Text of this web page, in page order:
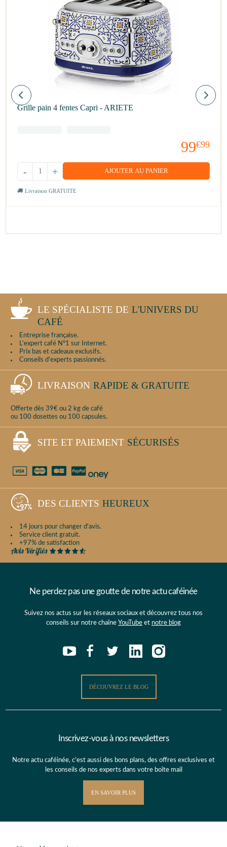
Grille pain 4 fentes Capri - ARIETE
99€99
+
- AJOUTER AU PANIER
Livraison GRATUITE
LE SPÉCIALISTE DE L'UNIVERS DU
CAFÉ
Entreprise française.
L'expert café N°1 sur Internet.
Prix bas et cadeaux exclusifs.
Conseils d'experts passionnés.
LIVRAISON RAPIDE & GRATUITE
Offerte dès 39€ ou 2 kg de café
ou 100 dosettes ou 100 capsules.
SITE ET PAIEMENT SÉCURISÉS
DES CLIENTS HEUREUX
14 jours pour changer d'avis.
Service client gratuit.
+97% de satisfaction
Ne perdez pas une goutte de notre actu caféinée
Suivez nos actus sur les réseaux sociaux et découvrez tous nos
conseils sur notre chaîne YouTube et notre blog
DÉCOUVREZ LE BLOG
Inscrivez-vous à nos newsletters
Notre actu caféinée, c’est aussi des bons plans, des offres exclusives et
les conseils de nos experts dans votre boîte mail
EN SAVOIR PLUS